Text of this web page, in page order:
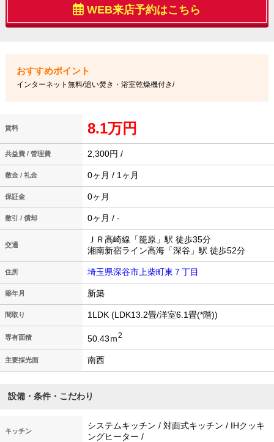
WEB来店予約はこちら
インターネット無料/追い焚き・浴室乾燥機付き/
賃料 8.1万円
共益費 / 管理費 2,300円 /
敷金 / 礼金 0ヶ月 / 1ヶ月
保証金 0ヶ月
敷引 / 償却 0ヶ月 / -
交通
ＪＲ高崎線「籠原」駅 徒歩35分
湘南新宿ライン高海「深谷」駅 徒歩52分
住所 埼玉県深谷市上柴町東７丁目
築年月 新築
間取り 1LDK (LDK13.2畳/洋室6.1畳(*階))
専有面積 50.43ｍ2
主要採光面 南西
設備・条件・こだわり
キッチン
システムキッチン / 対面式キッチン / IHクッキ
ングヒーター /